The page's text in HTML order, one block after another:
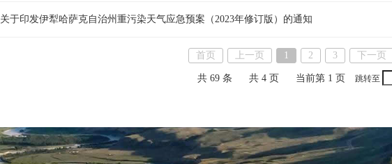
关于印发伊犁哈萨克自治州重污染天气应急预案（2023年修订版）的通知
首页 上一页 1 2 3 下一页
共 69 条 共 4 页 当前第 1 页 跳转至